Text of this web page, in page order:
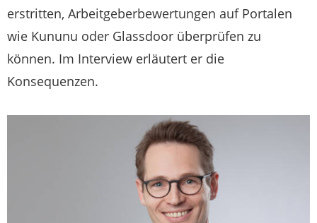
erstritten, Arbeitgeberbewertungen auf Portalen
wie Kununu oder Glassdoor überprüfen zu
können. Im Interview erläutert er die
Konsequenzen.